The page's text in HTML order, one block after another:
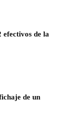
efectivos de la
de un